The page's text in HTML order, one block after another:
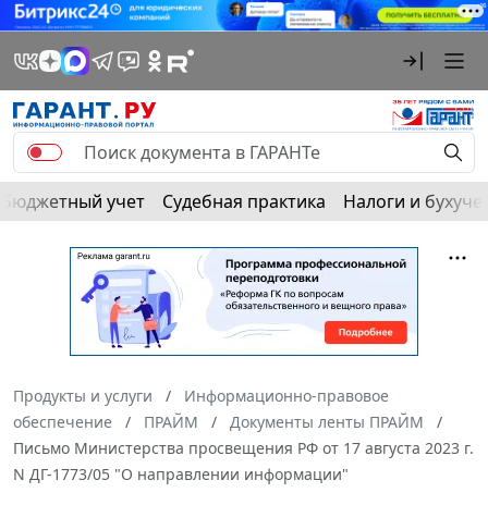
Бюджетный учет Судебная практика Налоги и
Продукты и услуги
Информационно-правовое
обеспечение
ПРАЙМ
Документы ленты ПРАЙМ
Письмо Министерства просвещения РФ от 17 августа 2023 г.
N ДГ-1773/05 "О направлении информации"